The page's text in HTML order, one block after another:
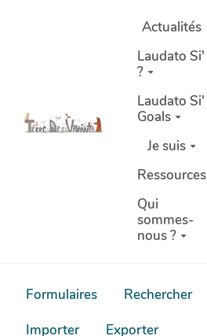
Aller au contenu principalActualités
Laudato Si'
?
Laudato Si'
Goals
Je suis
Ressources
Qui
sommes-
nous ?
Formulaires Rechercher
Importer
Exporter